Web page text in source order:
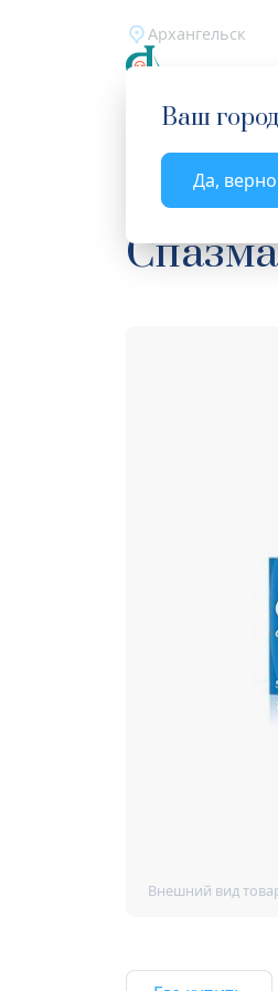
Архангельск
Ваш
Да, верно
Главная Каталог